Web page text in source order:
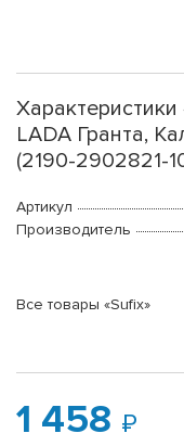
LADA Гранта,
(2190-2902821-
Артикул
Производитель
Все товары «Sufix»
1 458